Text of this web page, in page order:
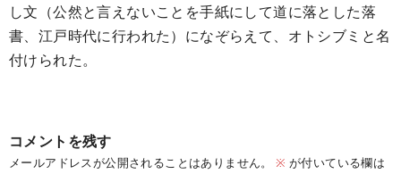
し文（公然と言えないことを手紙にして道に落とした落
書、江戸時代に行われた）になぞらえて、オトシブミと名
付けられた。
コメントを残す
メールアドレスが公開されることはありません。 ※ が付いている欄は